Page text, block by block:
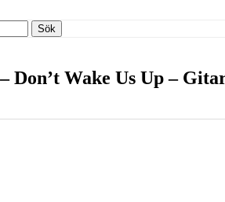
Sök
Don’t Wake Us Up –